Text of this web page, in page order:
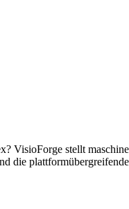
stellt